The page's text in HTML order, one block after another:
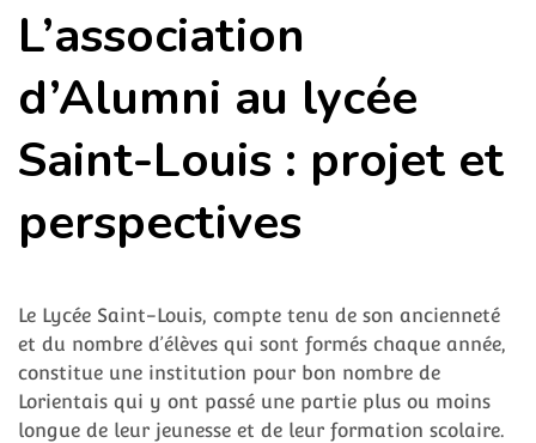
L’association
d’Alumni au lycée
Saint-Louis : projet et
perspectives
Le Lycée Saint-Louis, compte tenu de son ancienneté
et du nombre d’élèves qui sont formés chaque année,
constitue une institution pour bon nombre de
Lorientais qui y ont passé une partie plus ou moins
longue de leur jeunesse et de leur formation scolaire.